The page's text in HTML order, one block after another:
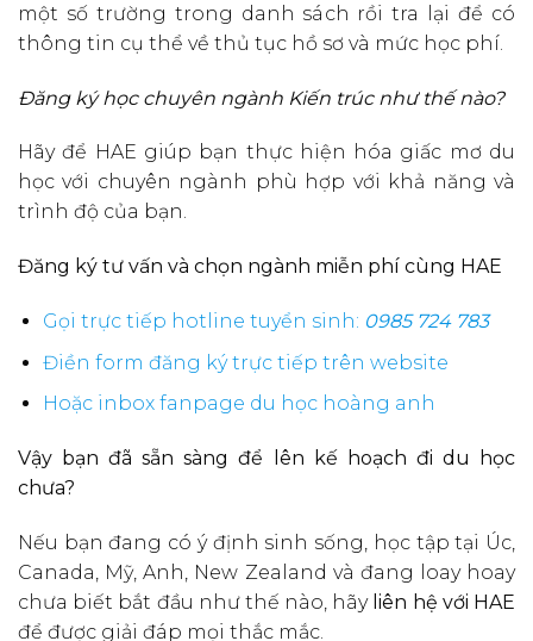
một số trường trong danh sách rồi tra lại để có
thông tin cụ thể về thủ tục hồ sơ và mức học phí.
Đăng ký học chuyên ngành Kiến trúc như thế nào?
Hãy để HAE giúp bạn thực hiện hóa giấc mơ du
học với chuyên ngành phù hợp với khả năng và
trình độ của bạn.
Đăng ký tư vấn và chọn ngành miễn phí cùng HAE
Gọi trực tiếp hotline tuyển sinh: 0985 724 783
Điền form đăng ký trực tiếp trên website
Hoặc inbox fanpage du học hoàng anh
Vậy bạn đã sẵn sàng để lên kế hoạch đi du học
chưa?
Nếu bạn đang có ý định sinh sống, học tập tại Úc,
Canada, Mỹ, Anh, New Zealand và đang loay hoay
chưa biết bắt đầu như thế nào, hãy liên hệ với HAE
để được giải đáp mọi thắc mắc.